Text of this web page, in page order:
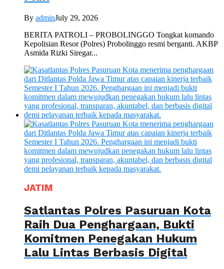
By adminJuly 29, 2026
BERITA PATROLI – PROBOLINGGO Tongkat komando
Kepolisian Resor (Polres) Probolinggo resmi berganti. AKBP
Asmida Rizki Siregar...
JATIM
Satlantas Polres Pasuruan Kota
Raih Dua Penghargaan, Bukti
Komitmen Penegakan Hukum
Lalu Lintas Berbasis Digital